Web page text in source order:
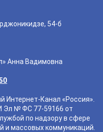
54-б
Анна Вадимовна
Интернет-Канал «Россия».
Эл № ФС 77-59166 от
по надзору в сфере
и массовых коммуникаций.